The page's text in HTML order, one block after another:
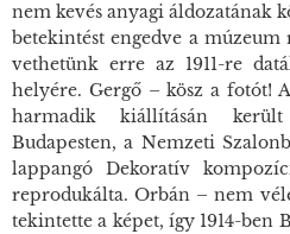
nem kevés anyagi áldozatának
betekintést engedve a
vethetünk erre az 1911-re
helyére. Gergő – kösz a fotót!
harmadik kiállításán
Budapesten, a Nemzeti
lappangóDekoratív
reprodukálta. Orbán – nem
tekintette a képet, így 1914-ben